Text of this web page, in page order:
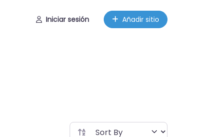
Iniciar sesión Añadir sitio